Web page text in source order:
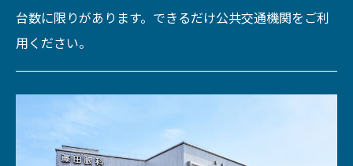
台数に限りがあります。できるだけ公共交通機関をご利
用ください。